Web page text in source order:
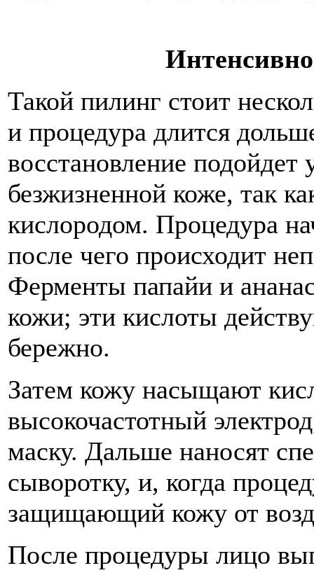
Такой пилинг стоит
и процедура длится
восстановление подойдет
безжизненной коже, так
кислородом. Процедура
после чего происходит
Ферменты папайи и
кожи; эти кислоты
бережно.
Затем кожу насыщают
высокочастотный
маску. Дальше наносят
сыворотку, и, когда
защищающий кожу от
После процедуры лицо